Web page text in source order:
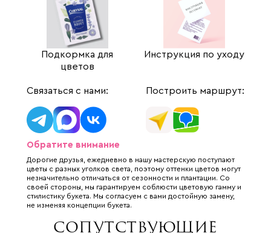
Подкормка для
цветов
Инструкция по уходу
Связаться с нами: Построить маршрут:
Обратите внимание
Дорогие друзья, ежедневно в нашу мастерскую поступают
цветы с разных уголков света, поэтому оттенки цветов могут
незначительно отличаться от сезонности и плантации. Со
своей стороны, мы гарантируем соблюсти цветовую гамму и
стилистику букета. Мы согласуем с вами достойную замену,
не изменяя концепции букета.
Сопутствующие